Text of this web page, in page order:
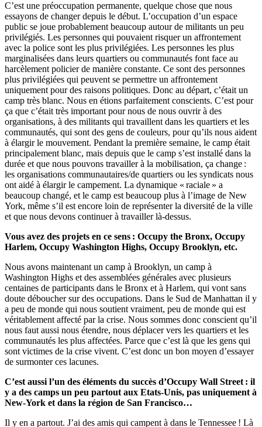
C’est une préoccupation permanente, quelque chose que nous
essayons de changer depuis le début. L’occupation d’un espace
public se joue probablement beaucoup autour de militants un peu
privilégiés. Les personnes qui pouvaient risquer un affrontement
avec la police sont les plus privilégiées. Les personnes les plus
marginalisées dans leurs quartiers ou communautés font face au
harcèlement policier de manière constante. Ce sont des personnes
plus privilégiées qui peuvent se permettre un affrontement
uniquement pour des raisons politiques. Donc au départ, c’était un
camp très blanc. Nous en étions parfaitement conscients. C’est pour
ça que c’était très important pour nous de nous ouvrir à des
organisations, à des militants qui travaillent dans les quartiers et les
communautés, qui sont des gens de couleurs, pour qu’ils nous aident
à élargir le mouvement. Pendant la première semaine, le camp était
principalement blanc, mais depuis que le camp s’est installé dans la
durée et que nous pouvons travailler à la mobilisation, ça change :
les organisations communautaires/de quartiers ou les syndicats nous
ont aidé à élargir le campement. La dynamique « raciale » a
beaucoup changé, et le camp est beaucoup plus à l’image de New
York, même s’il est encore loin de représenter la diversité de la ville
et que nous devons continuer à travailler là-dessus.
Vous avez des projets en ce sens : Occupy the Bronx, Occupy
Harlem, Occupy Washington Highs, Occupy Brooklyn, etc.
Nous avons maintenant un camp à Brooklyn, un camp à
Washington Highs et des assemblées générales avec plusieurs
centaines de participants dans le Bronx et à Harlem, qui vont sans
doute déboucher sur des occupations. Dans le Sud de Manhattan il y
a peu de monde qui nous soutient vraiment, peu de monde qui est
véritablement affecté par la crise. Nous sommes donc conscient qu’il
nous faut aussi nous étendre, nous déplacer vers les quartiers et les
communautés les plus affectées. Parce que c’est là que les gens qui
sont victimes de la crise vivent. C’est donc un bon moyen d’essayer
de surmonter ces lacunes.
C’est aussi l’un des éléments du succès d’Occupy Wall Street : il
y a des camps un peu partout aux Etats-Unis, pas uniquement à
New-York et dans la région de San Francisco…
Il y en a partout. J’ai des amis qui campent à dans le Tennessee ! Là